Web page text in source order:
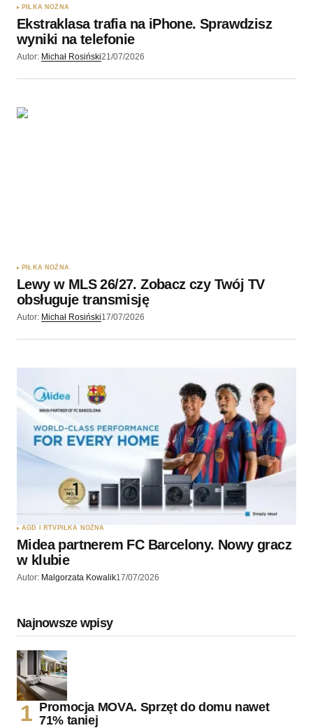
PIŁKA NOŻNA
Ekstraklasa trafia na iPhone. Sprawdzisz
wyniki na telefonie
Autor: Michał Rosiński21/07/2026
PIŁKA NOŻNA
Lewy w MLS 26/27. Zobacz czy Twój TV
obsługuje transmisję
Autor: Michał Rosiński17/07/2026
AGD I RTV PIŁKA NOŻNA
Midea partnerem FC Barcelony. Nowy gracz
w klubie
Autor: Malgorzata Kowalik17/07/2026
Najnowsze wpisy
Promocja MOVA. Sprzęt do domu nawet
71% taniej